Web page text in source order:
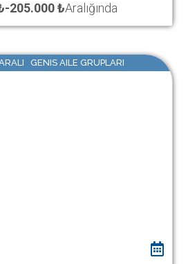
-205.000 ₺Aralığında
GENIS AILE GRUPLARI